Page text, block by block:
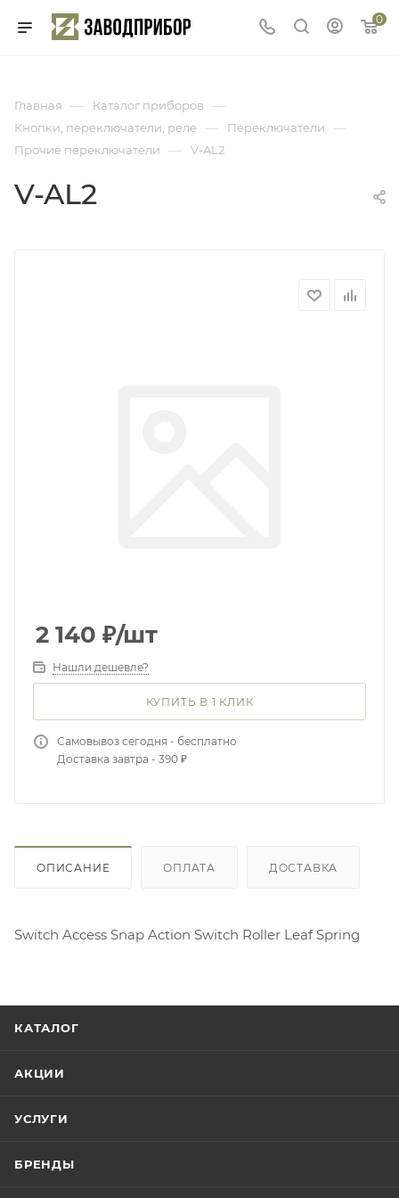
0
Главная — Каталог приборов —
Кнопки, переключатели, реле — Переключатели —
Прочие переключатели — V-AL2
V-AL2
2 140 ₽/шт
Нашли дешевле?
КУПИТЬ В 1 КЛИК
Самовывоз сегодня - бесплатно
Доставка завтра - 390 ₽
ОПИСАНИЕ ОПЛАТА ДОСТАВКА
Switch Access Snap Action Switch Roller Leaf Spring
КАТАЛОГ
АКЦИИ
УСЛУГИ
БРЕНДЫ